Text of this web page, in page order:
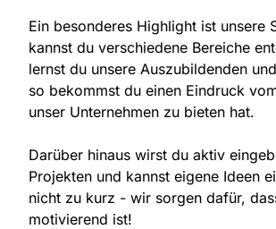
Ein besonderes Highlight ist unsere
kannst du verschiedene Bereiche
lernst du unsere Auszubildenden
so bekommst du einen Eindruck
unser Unternehmen zu bieten hat.
Darüber hinaus wirst du aktiv
Projekten und kannst eigene Ideen
nicht zu kurz - wir sorgen dafür,
motivierend ist!